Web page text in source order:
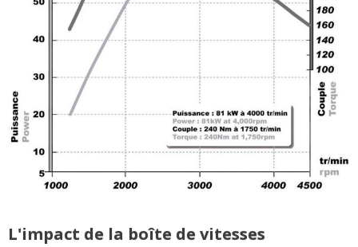
L'impact de la boîte de vitesses